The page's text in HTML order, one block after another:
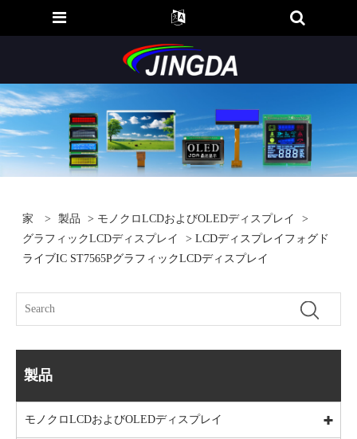
家 > 製品 > モノクロLCDおよびOLEDディスプレイ
>
グラフィックLCDディスプレイ
> LCDディスプレイフォグド
ライブIC ST7565PグラフィックLCDディスプレイ
製品
モノクロLCDおよびOLEDディスプレイ